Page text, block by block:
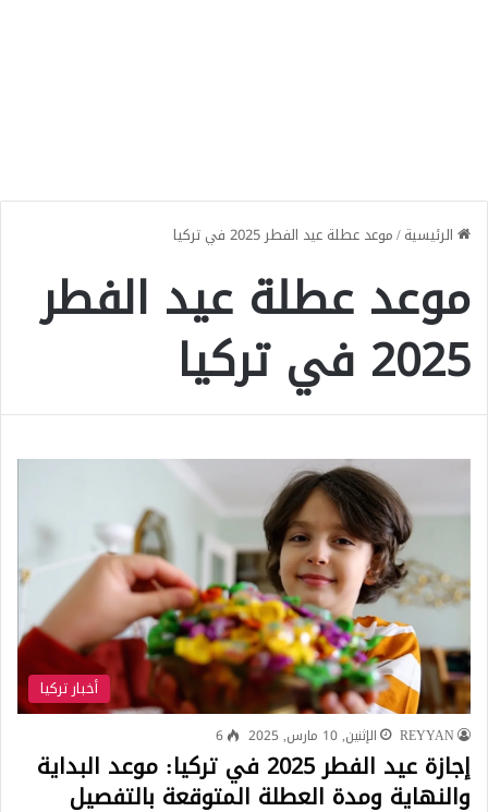
الرئيسية/موعد عطلة عيد الفطر 2025 في تركيا
موعد عطلة عيد الفطر
2025 في تركيا
أخبار تركيا
REYYAN الإثنين, 10 مارس, 2025 6
إجازة عيد الفطر 2025 في تركيا: موعد البداية
والنهاية ومدة العطلة المتوقعة بالتفصيل